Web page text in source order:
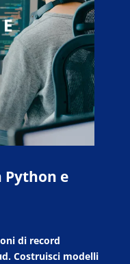
Python e
di record
Costruisci modelli